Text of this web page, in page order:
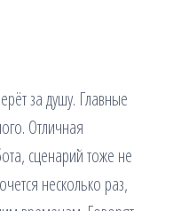
за душу. Главные
Отличная
сценарий тоже не
несколько раз,